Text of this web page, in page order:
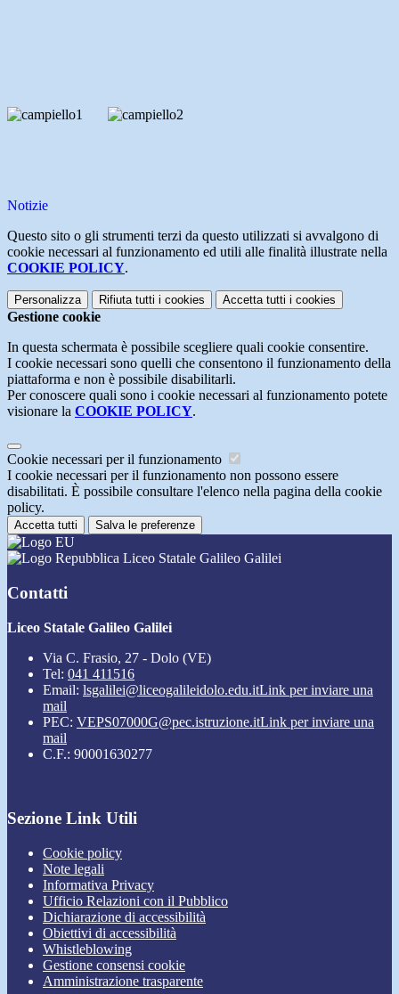
Notizie
Questo sito o gli strumenti terzi da questo utilizzati si avvalgono di
cookie necessari al funzionamento ed utili alle finalità illustrate nella
COOKIE POLICY.
Personalizza Rifiuta tutti i cookies Accetta tutti i cookies
Gestione cookie
In questa schermata è possibile scegliere quali cookie consentire.
I cookie necessari sono quelli che consentono il funzionamento della
piattaforma e non è possibile disabilitarli.
Per conoscere quali sono i cookie necessari al funzionamento potete
visionare la COOKIE POLICY.
Cookie necessari per il funzionamento
I cookie necessari per il funzionamento non possono essere
disabilitati. È possibile consultare l'elenco nella pagina della cookie
policy.
Accetta tutti Salva le preferenze
Liceo Statale Galileo Galilei
Contatti
Liceo Statale Galileo Galilei
Via C. Frasio, 27 - Dolo (VE)
Tel: 041 411516
Email: lsgalilei@liceogalileidolo.edu.itLink per inviare una
mail
PEC: VEPS07000G@pec.istruzione.itLink per inviare una
mail
C.F.: 90001630277
Sezione Link Utili
Cookie policy
Note legali
Informativa Privacy
Ufficio Relazioni con il Pubblico
Dichiarazione di accessibilità
Obiettivi di accessibilità
Whistleblowing
Gestione consensi cookie
Amministrazione trasparente